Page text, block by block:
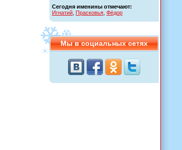
Сегодня именины отмечают:
Игнатий Прасковья Фёдор
Мы в социальных сетях